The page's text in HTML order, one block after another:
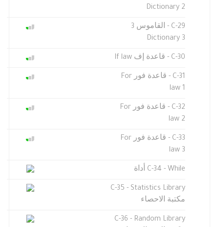
Dictionary 2
C-29 - القاموس 3
Dictionary 3
C-30 - قاعدة إف If law
C-31 - قاعدة فور For
law 1
C-32 - قاعدة فور For
law 2
C-33 - قاعدة فور For
law 3
C-34 - While أداة
C-35 - Statistics Library
مكتبة الاحصاء
C-36 - Random Library